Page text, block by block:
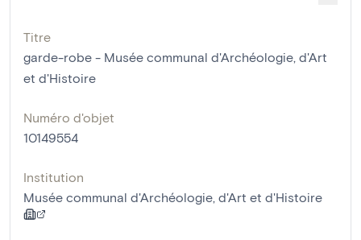
Titre
garde-robe - Musée communal d'Archéologie, d'Art
et d'Histoire
Numéro d'objet
10149554
Institution
Musée communal d'Archéologie, d'Art et d'Histoire